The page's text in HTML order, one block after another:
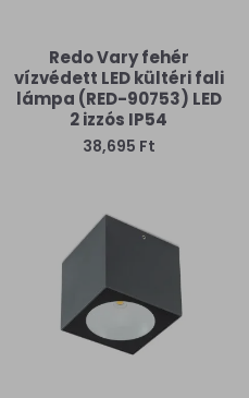
Redo Vary fehér
vízvédett LED kültéri fali
lámpa (RED-90753) LED
2 izzós IP54
38,695 Ft